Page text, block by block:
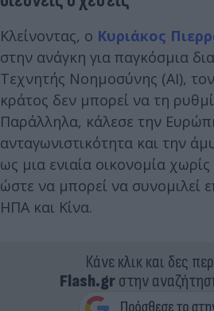
Κλείνοντας, ο Κυριάκος
στην ανάγκη για παγκόσμια
Τεχνητής Νοημοσύνης (AI),
κράτος δεν μπορεί να τη
Παράλληλα, κάλεσε την
ανταγωνιστικότητα και την
ως μια ενιαία οικονομία
ώστε να μπορεί να συνομιλεί
ΗΠΑ και Κίνα.
Κάνε κλικ και δες
Flash.grστην